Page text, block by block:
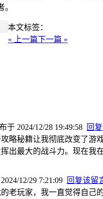
本文标签：
« 上一篇下一篇 »
于 2024/12/28 19:49:58 回
略秘籍让我彻底改变了游
出最大的战斗力。现在我
12/29 7:21:09 回复该留
老玩家，我一直觉得自己